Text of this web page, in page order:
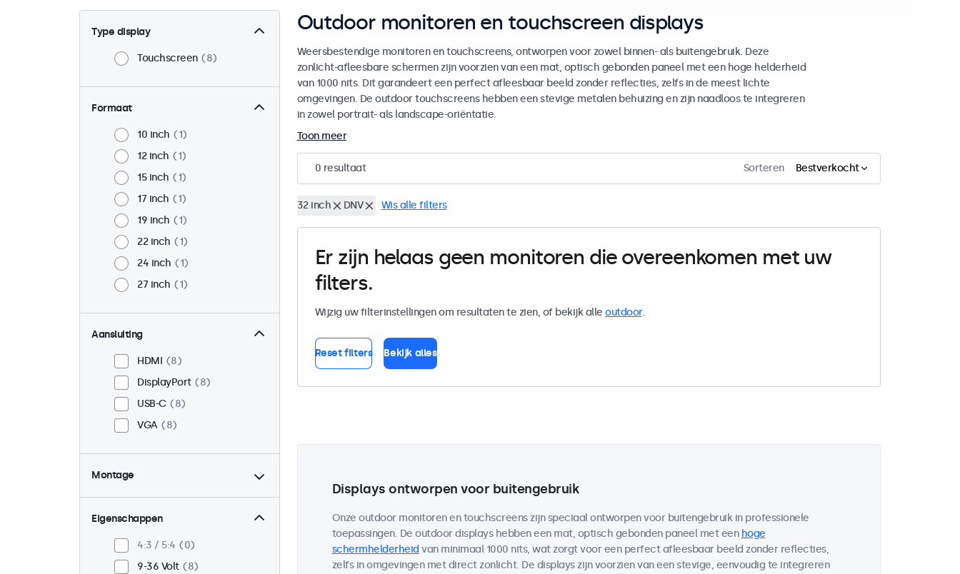
Type display
Touchscreen 8
Formaat
10 inch
1
12 inch
1
15 inch
1
17 inch
1
19 inch
1
22 inch
1
24 inch
1
27 inch
1
Aansluiting
HDMI
8
DisplayPort
8
USB-C
8
VGA
8
Montage
Panel mount
8
Inbouw
VESA 75 x 75
VESA 100 x 100
Eigenschappen
4:3 / 5:4
0
9-36 Volt
8
Outdoor monitoren en touchscreen displays
Weersbestendige monitoren en touchscreens, ontworpen voor zowel binnen- als buitengebruik. Deze
zonlicht-afleesbare schermen zijn voorzien van een mat, optisch gebonden paneel met een hoge helderheid
van 1000 nits. Dit garandeert een perfect afleesbaar beeld zonder reflecties, zelfs in de meest lichte
omgevingen. De outdoor touchscreens hebben een stevige metalen behuizing en zijn naadloos te integreren
in zowel portrait- als landscape-oriëntatie.
Toon meer
0 resultaat Sorteren Bestverkocht
32 inch DNV Wis alle filters
Er zijn helaas geen monitoren die overeenkomen met uw
filters.
Wijzig uw filterinstellingen om resultaten te zien, of bekijk alle outdoor.
Reset filters Bekijk alles
Displays ontworpen voor buitengebruik
Onze outdoor monitoren en touchscreens zijn speciaal ontworpen voor buitengebruik in professionele
toepassingen. De outdoor displays hebben een mat, optisch gebonden paneel met een hoge
schermhelderheid van minimaal 1000 nits, wat zorgt voor een perfect afleesbaar beeld zonder reflecties,
zelfs in omgevingen met direct zonlicht. De displays zijn voorzien van een stevige, eenvoudig te integreren